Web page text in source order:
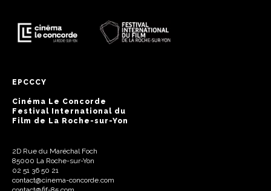
EPCCCY
Cinéma Le Concorde
Festival International du
Film de La Roche-sur-Yon
2D Rue du Maréchal Foch
85000 La Roche-sur-Yon
02 51 36 50 21
contact@cinema-concorde.com